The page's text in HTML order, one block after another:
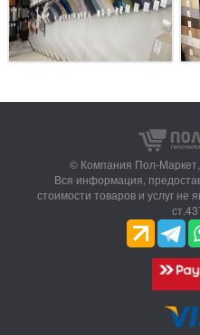
© Компания Пол-Маркет,
Вся информация,
стоимости товаров и услуг